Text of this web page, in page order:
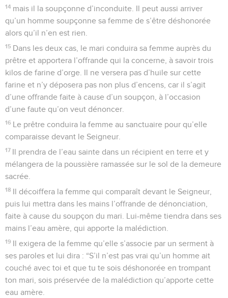
14 mais il la soupçonne d’inconduite. Il peut aussi arriver
qu’un homme soupçonne sa femme de s’être déshonorée
alors qu’il n’en est rien.
15 Dans les deux cas, le mari conduira sa femme auprès du
prêtre et apportera l’offrande qui la concerne, à savoir trois
kilos de farine d’orge. Il ne versera pas d’huile sur cette
farine et n’y déposera pas non plus d’encens, car il s’agit
d’une offrande faite à cause d’un soupçon, à l’occasion
d’une faute qu’on veut dénoncer.
16 Le prêtre conduira la femme au sanctuaire pour qu’elle
comparaisse devant le Seigneur.
17 Il prendra de l’eau sainte dans un récipient en terre et y
mélangera de la poussière ramassée sur le sol de la demeure
sacrée.
18 Il décoiffera la femme qui comparaît devant le Seigneur,
puis lui mettra dans les mains l’offrande de dénonciation,
faite à cause du soupçon du mari. Lui-même tiendra dans ses
mains l’eau amère, qui apporte la malédiction.
19 Il exigera de la femme qu’elle s’associe par un serment à
ses paroles et lui dira : “S’il n’est pas vrai qu’un homme ait
couché avec toi et que tu te sois déshonorée en trompant
ton mari, sois préservée de la malédiction qu’apporte cette
eau amère.